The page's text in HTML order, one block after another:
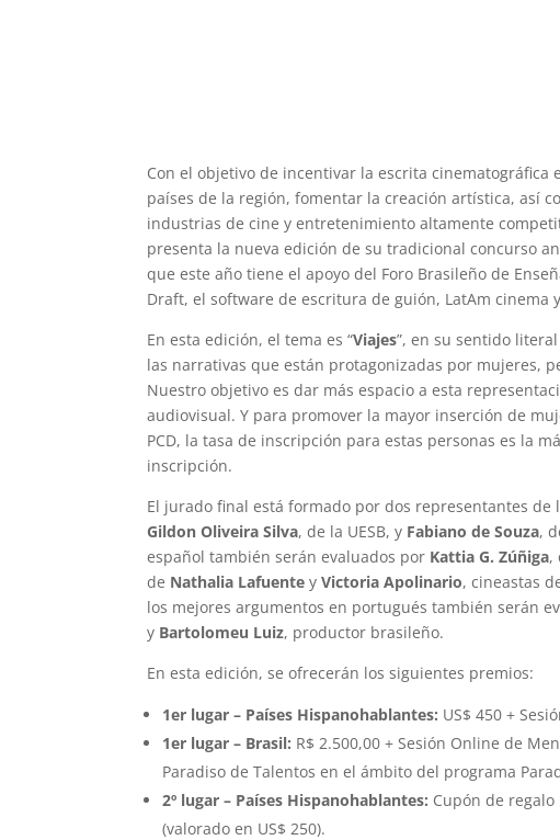
Con el objetivo de incentivar la escrita
países de la región, fomentar la creación artística, así
industrias de cine y entretenimiento altamente
presenta la nueva edición de su tradicional concurso
que este año tiene el apoyo del Foro Brasileño de
Draft, el software de escritura de guión, LatAm cinema
En esta edición, el tema es “Viajes”, en su sentido
las narrativas que están protagonizadas por mujeres,
Nuestro objetivo es dar más espacio a esta
audiovisual. Y para promover la mayor inserción de
PCD, la tasa de inscripción para estas personas es la
inscripción.
El jurado final está formado por dos representantes de
Gildon Oliveira Silva, de la UESB, y Fabiano de Souza,
español también serán evaluados por Kattia G. Zúñiga,
de Nathalia Lafuente yVictoria Apolinario, cineastas
los mejores argumentos en portugués también serán
y Bartolomeu Luiz, productor brasileño.
En esta edición, se ofrecerán los siguientes premios:
1er lugar – Países Hispanohablantes: US$ 450 +
1er lugar – Brasil: R$ 2.500,00 + Sesión Online de
Paradiso de Talentos en el ámbito del programa
2º lugar – Países Hispanohablantes: Cupón de
(valorado en US$ 250).